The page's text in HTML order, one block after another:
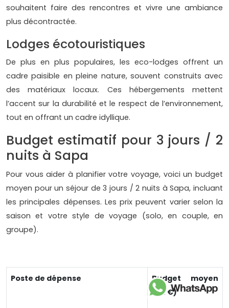
souhaitent faire des rencontres et vivre une ambiance
plus décontractée.
Lodges écotouristiques
De plus en plus populaires, les eco-lodges offrent un
cadre paisible en pleine nature, souvent construits avec
des matériaux locaux. Ces hébergements mettent
l’accent sur la durabilité et le respect de l’environnement,
tout en offrant un cadre idyllique.
Budget estimatif pour 3 jours / 2
nuits à Sapa
Pour vous aider à planifier votre voyage, voici un budget
moyen pour un séjour de 3 jours / 2 nuits à Sapa, incluant
les principales dépenses. Les prix peuvent varier selon la
saison et votre style de voyage (solo, en couple, en
groupe).
Poste de dépense
Budget moyen
(en €)